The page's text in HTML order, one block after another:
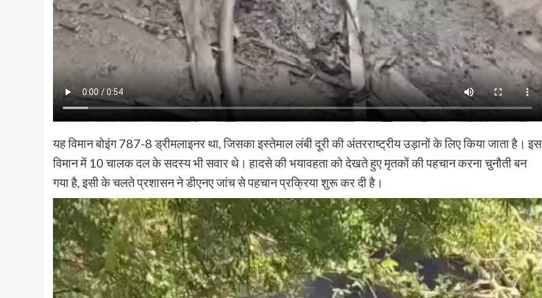
यह विमान बोइंग 787-8 ड्रीमलाइनर था, जिसका इस्तेमाल लंबी दूरी की अंतरराष्ट्रीय उड़ानों के लिए किया जाता है। इस
विमान में 10 चालक दल के सदस्य भी सवार थे। हादसे की भयावहता को देखते हुए मृतकों की पहचान करना चुनौती बन
गया है, इसी के चलते प्रशासन ने डीएनए जांच से पहचान प्रक्रिया शुरू कर दी है।